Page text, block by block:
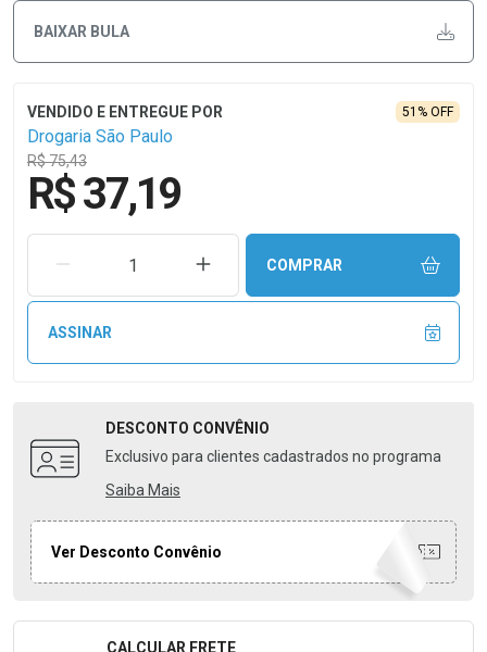
BAIXAR BULA
Drogaria São Paulo
R$ 75,43
51% OFF
R$ 37,19
REMOVER UMA UNIDADEAUMENTAR UMA UNIDADE
COMPRAR
ASSINAR
DESCONTO CONVÊNIO
Exclusivo para clientes cadastrados no programa
Saiba Mais
Ver Desconto Convênio
CALCULAR FRETE